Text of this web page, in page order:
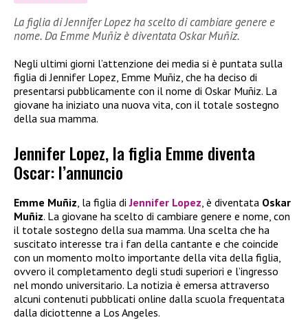
La figlia di Jennifer Lopez ha scelto di cambiare genere e
nome. Da Emme Muñiz è diventata Oskar Muñiz.
Negli ultimi giorni l’attenzione dei media si è puntata sulla
figlia di Jennifer Lopez, Emme Muñiz, che ha deciso di
presentarsi pubblicamente con il nome di Oskar Muñiz. La
giovane ha iniziato una nuova vita, con il totale sostegno
della sua mamma.
Jennifer Lopez, la figlia Emme diventa
Oscar: l’annuncio
Emme Muñiz , la figlia diJennifer Lopez , è diventata Oskar
Muñiz. La giovane ha scelto di cambiare genere e nome, con
il totale sostegno della sua mamma. Una scelta che ha
suscitato interesse tra i fan della cantante e che coincide
con un momento molto importante della vita della figlia,
ovvero il completamento degli studi superiori e l’ingresso
nel mondo universitario. La notizia è emersa attraverso
alcuni contenuti pubblicati online dalla scuola frequentata
dalla diciottenne a Los Angeles.